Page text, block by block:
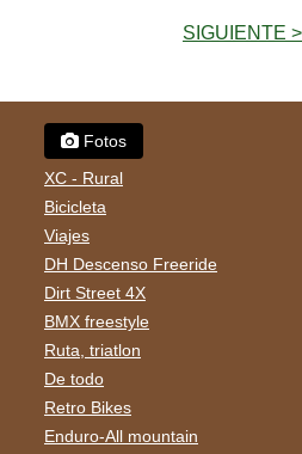
SIGUIENTE >
Fotos
XC - Rural
Bicicleta
Viajes
DH Descenso Freeride
Dirt Street 4X
BMX freestyle
Ruta, triatlon
De todo
Retro Bikes
Enduro-All mountain